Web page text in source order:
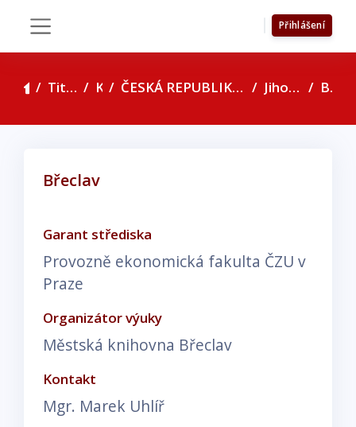
Přihlášení
Titulní stránka Kurzy ČESKÁ REPUBLIKA - seznam konzultačních středisek Jihomoravský kraj Břeclav
Břeclav
Garant střediska
Provozně ekonomická fakulta ČZU v
Praze
Organizátor výuky
Městská knihovna Břeclav
Kontakt
Mgr. Marek Uhlíř